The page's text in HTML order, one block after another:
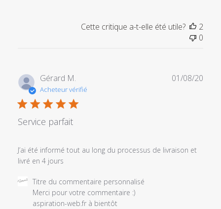
Cette critique a-t-elle été utile?
2
0
Gérard M.
Acheteur vérifié
Service parfait
J’ai été informé tout au long du processus de livraison et
livré en 4 jours
Commentaires
propriétaire
Titre du commentaire personnalisé
Merci pour votre commentaire :)
aspiration-web.fr à bientôt
01/08/20